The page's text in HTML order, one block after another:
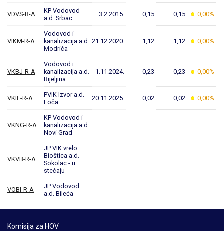
VDVS-R-A
KP Vodovod
a.d. Srbac
3.2.2015. 0,15 0,15 0,00%
VIKM-R-A
Vodovod i
kanalizacija a.d.
Modriča
21.12.2020. 1,12 1,12 0,00%
VKBJ-R-A
Vodovod i
kanalizacija a.d.
Bijeljina
1.11.2024. 0,23 0,23 0,00%
VKIF-R-A
PVIK Izvor a.d.
Foča
20.11.2025. 0,02 0,02 0,00%
VKNG-R-A
KP Vodovod i
kanalizacija a.d.
Novi Grad
VKVB-R-A
JP VIK vrelo
Bioštica a.d.
Sokolac - u
stečaju
VOBI-R-A
JP Vodovod
a.d. Bileća
Komisija za HOV